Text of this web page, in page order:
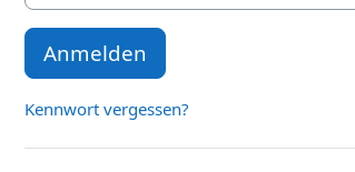
Anmelden
Kennwort vergessen?